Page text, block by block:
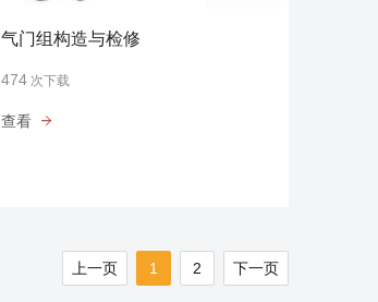
气门组构造与检修
474 次下载
查看
上一页 1 2 下一页